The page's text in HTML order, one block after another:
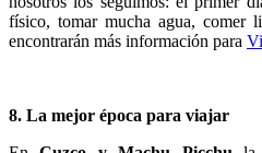
físico, tomar mucha agua, comer
encontrarán más información para
8. La mejor época para viajar